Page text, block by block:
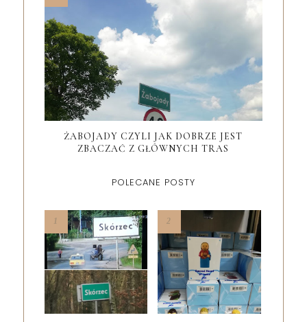
ŻABOJADY CZYLI JAK DOBRZE JEST
ZBACZAĆ Z GŁÓWNYCH TRAS
POLECANE POSTY